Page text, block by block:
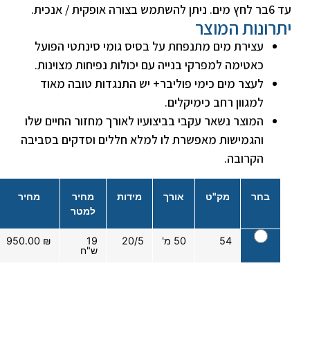
עד 6בר לחץ מים. ניתן להשתמש בצורה אופקית / אנכית.
יתרונות המוצר
עצירת מים מתנפחת על בסיס גומי סינתטי הפועל
כאטימה למפרקי בנייה עם יכולות נפיחות מצוינות.
לעצר מים כימי פוליבר+ יש התנגדות טובה מאוד
למגוון רחב כימיקלים.
המוצר נשאר עקבי בביצועיו לאורך מחזור החיים שלו
והגמישות מאפשרת לו למלא חללים וסדקים בסביבה
הקרובה.
בחר מק"ט אורך מידות
מחיר
למטר
מחיר
54 50 מ' 20/5
19
ש"ח
950.00₪